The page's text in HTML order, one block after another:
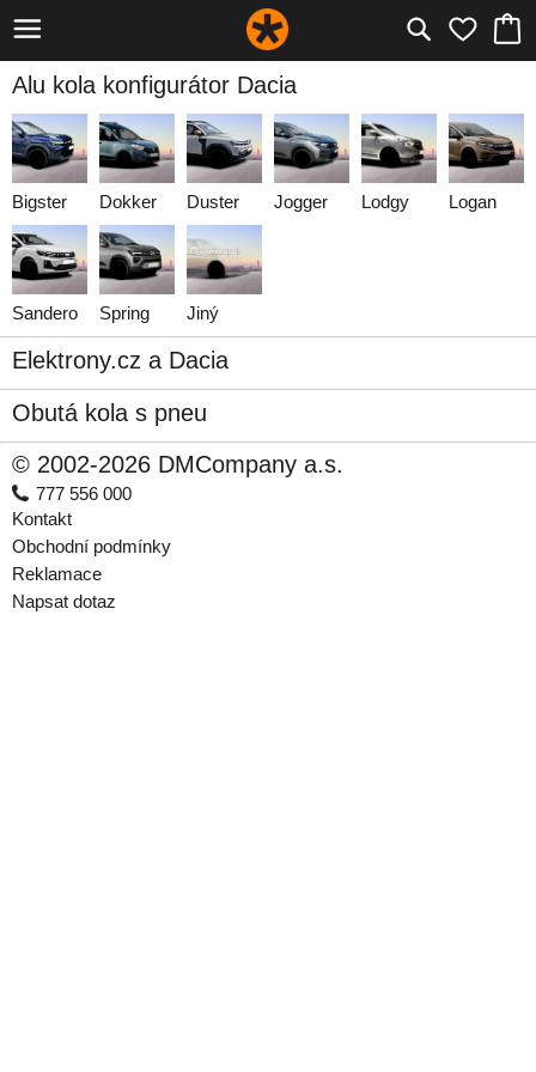
Alu kola konfigurátor Dacia
Bigster Dokker Duster Jogger Lodgy Logan
Sandero Spring Jiný
Elektrony.cz a Dacia
Obutá kola s pneu
© 2002-2026 DMCompany a.s.
777 556 000
Kontakt
Obchodní podmínky
Reklamace
Napsat dotaz